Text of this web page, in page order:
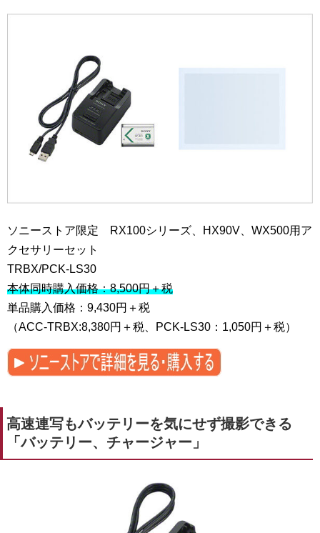
ソニーストア限定 RX100シリーズ、HX90V、WX500用ア
クセサリーセット
TRBX/PCK-LS30
本体同時購入価格：8,500円＋税
単品購入価格：9,430円＋税
（ACC-TRBX:8,380円＋税、PCK-LS30：1,050円＋税）
高速連写もバッテリーを気にせず撮影できる
「バッテリー、チャージャー」